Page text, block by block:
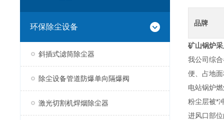
环保除尘设备
斜插式滤筒除尘器
除尘设备管道防爆单向隔爆阀
激光切割机焊烟除尘器
品牌
矿山锅炉
我公司综
便、占地
电站锅炉
粉尘层被*
进风口部